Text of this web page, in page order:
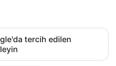
tercih edilen